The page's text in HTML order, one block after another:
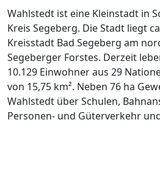
Wahlstedt ist eine Kleinstadt in
Kreis Segeberg. Die Stadt liegt
Kreisstadt Bad Segeberg am
Segeberger Forstes. Derzeit
10.129 Einwohner aus 29
von 15,75 km². Neben 76 ha
Wahlstedt über Schulen,
Personen- und Güterverkehr